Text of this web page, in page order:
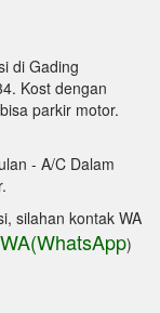
di Gading
Kost dengan
parkir motor.
- A/C Dalam
silahan kontak WA
WA(WhatsApp)